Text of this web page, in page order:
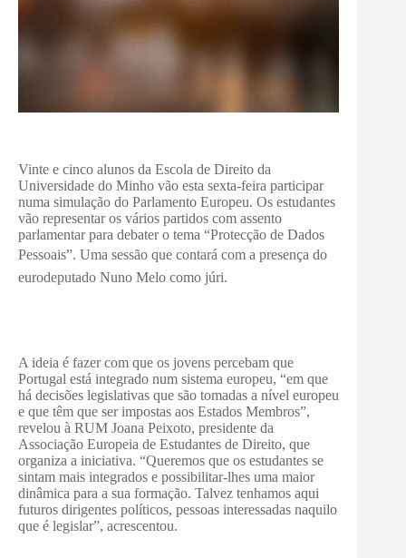
Vinte e cinco alunos da Escola de Direito da
Universidade do Minho vão esta sexta-feira participar
numa simulação do Parlamento Europeu. Os estudantes
vão representar os vários partidos com assento
parlamentar para debater o tema “Protecção de Dados
Pessoais”. Uma sessão que contará com a presença do
eurodeputado Nuno Melo como júri.
A ideia é fazer com que os jovens percebam que
Portugal está integrado num sistema europeu, “em que
há decisões legislativas que são tomadas a nível europeu
e que têm que ser impostas aos Estados Membros”,
revelou à RUM Joana Peixoto, presidente da
Associação Europeia de Estudantes de Direito, que
organiza a iniciativa. “Queremos que os estudantes se
sintam mais integrados e possibilitar-lhes uma maior
dinâmica para a sua formação. Talvez tenhamos aqui
futuros dirigentes políticos, pessoas interessadas naquilo
que é legislar”, acrescentou.